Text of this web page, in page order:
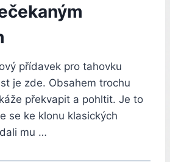
přídavek pro tahovku
je zde. Obsahem trochu
překvapit a pohltit. Je to
se ke klonu klasických
mu …